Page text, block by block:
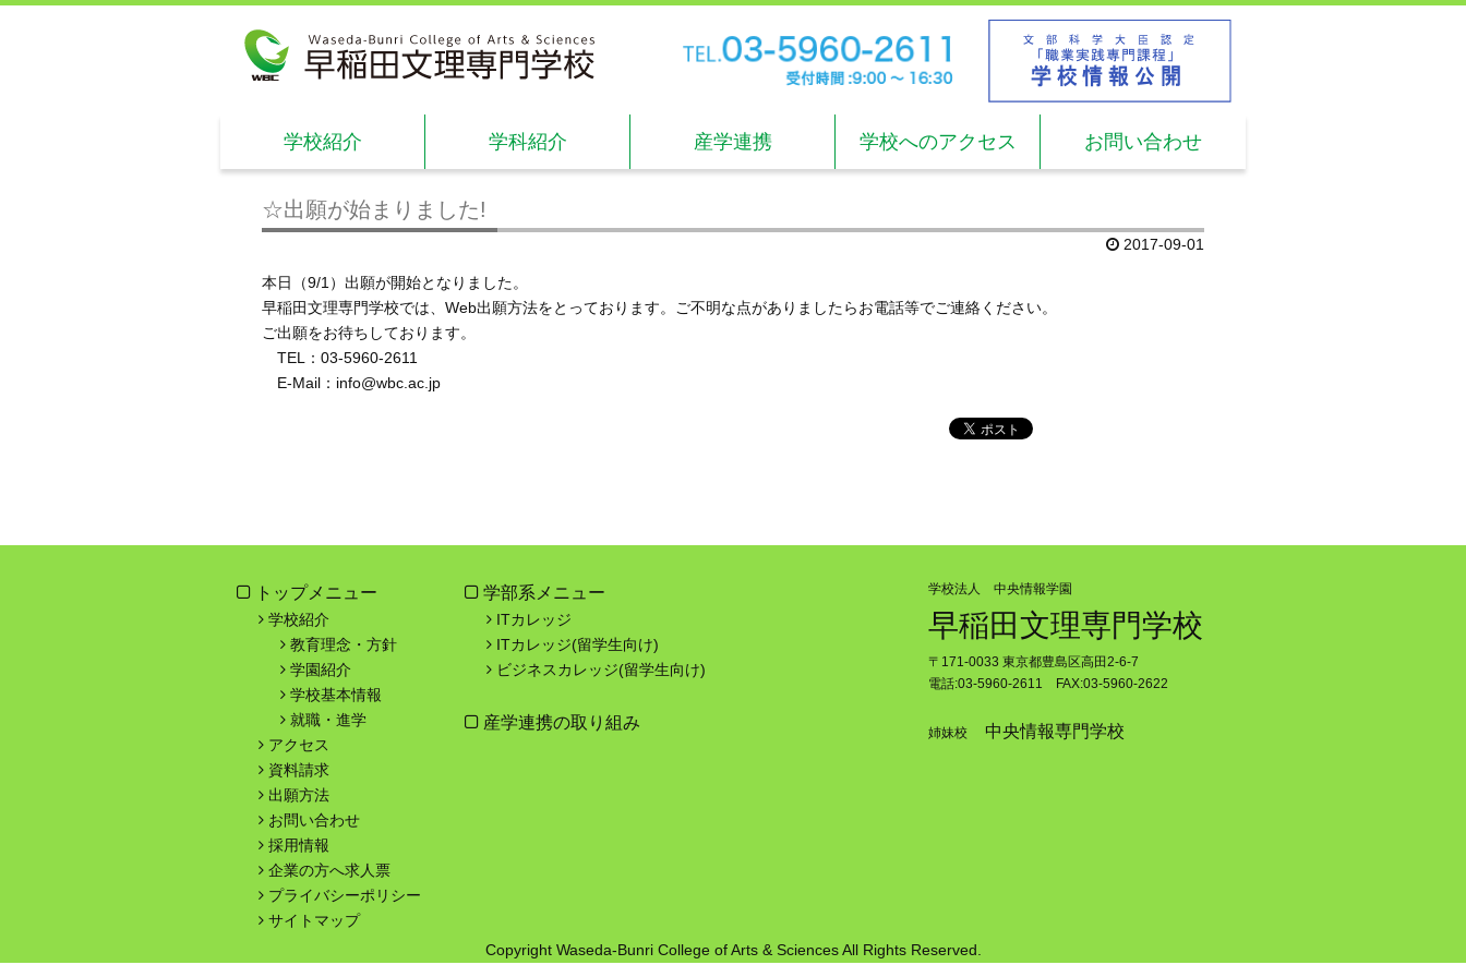
03-5960-2611
受付時間: 9:00 ～ 17:00
学校紹介 学科紹介 産学連携 学校へのアクセス お問い合わせ
☆出願が始まりました!
2017-09-01
本日（9/1）出願が開始となりました。
早稲田文理専門学校では、Web出願方法をとっております。ご不明な点がありましたらお電話等でご連絡ください。
ご出願をお待ちしております。
TEL：03-5960-2611
E-Mail：info@wbc.ac.jp
トップメニュー
学校紹介
教育理念・方針
学園紹介
学校基本情報
就職・進学
アクセス
資料請求
出願方法
お問い合わせ
採用情報
企業の方へ求人票
プライバシーポリシー
サイトマップ
学部系メニュー
ITカレッジ
ITカレッジ(留学生向け)
ビジネスカレッジ(留学生向け)
産学連携の取り組み
学校法人 中央情報学園
早稲田文理専門学校
〒171-0033 東京都豊島区高田2-6-7
電話:03-5960-2611 FAX:03-5960-2622
姉妹校 中央情報専門学校
Copyright Waseda-Bunri College of Arts & Sciences All Rights Reserved.